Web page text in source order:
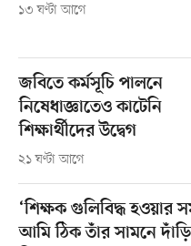
১৩ ঘণ্টা আগে
জবিতে কর্মসূচি পালনে
নিষেধাজ্ঞাতেও কাটেনি
শিক্ষার্থীদের উদ্বেগ
২১ ঘণ্টা আগে
‘শিক্ষক গুলিবিদ্ধ হওয়ার
আমি ঠিক তাঁর সামনে